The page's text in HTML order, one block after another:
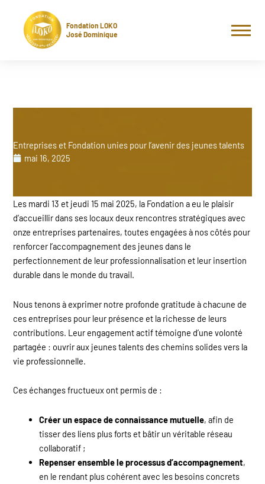
contenu
Fondation LOKO
José Dominique
Entreprises et Fondation unies pour l’avenir des jeunes talents
mai 16, 2025
Les mardi 13 et jeudi 15 mai 2025, la Fondation a eu le plaisir
d’accueillir dans ses locaux deux rencontres stratégiques avec
onze entreprises partenaires, toutes engagées à nos côtés pour
renforcer l’accompagnement des jeunes dans le
perfectionnement de leur professionnalisation et leur insertion
durable dans le monde du travail.
Nous tenons à exprimer notre profonde gratitude à chacune de
ces entreprises pour leur présence et la richesse de leurs
contributions. Leur engagement actif témoigne d’une volonté
partagée : ouvrir aux jeunes talents des chemins solides vers la
vie professionnelle.
Ces échanges fructueux ont permis de :
Créer un espace de connaissance mutuelle, afin de
tisser des liens plus forts et bâtir un véritable réseau
collaboratif ;
Repenser ensemble le processus d’accompagnement,
en le rendant plus cohérent avec les besoins concrets